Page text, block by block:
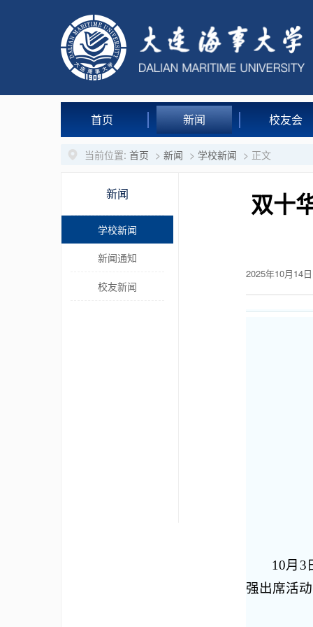
首页 新闻 校友会
当前位置: 首页 > 新闻 > 学校新闻 > 正文
新闻
学校新闻
新闻通知
校友新闻
双十
2025年10月14日
10月3
强出席活